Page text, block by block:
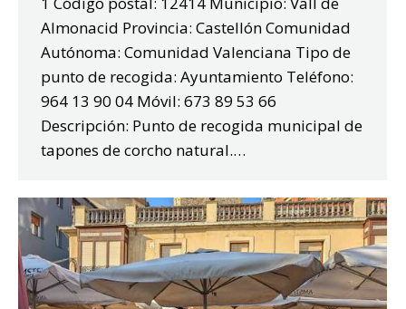
Almonacid Provincia: Castellón Comunidad
Autónoma: Comunidad Valenciana Tipo de
punto de recogida: Ayuntamiento Teléfono:
964 13 90 04 Móvil: 673 89 53 66
Descripción: Punto de recogida municipal de
tapones de corcho natural.…